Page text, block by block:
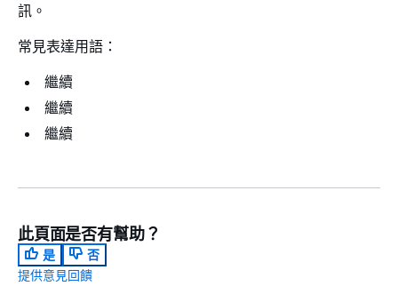
訊。
常見表達用語：
繼續
繼續
繼續
此頁面是否有幫助？
是
否
提供意見回饋